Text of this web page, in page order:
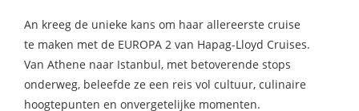
An kreeg de unieke kans om haar allereerste cruise
te maken met de EUROPA 2 van Hapag-Lloyd Cruises.
Van Athene naar Istanbul, met betoverende stops
onderweg, beleefde ze een reis vol cultuur, culinaire
hoogtepunten en onvergetelijke momenten.